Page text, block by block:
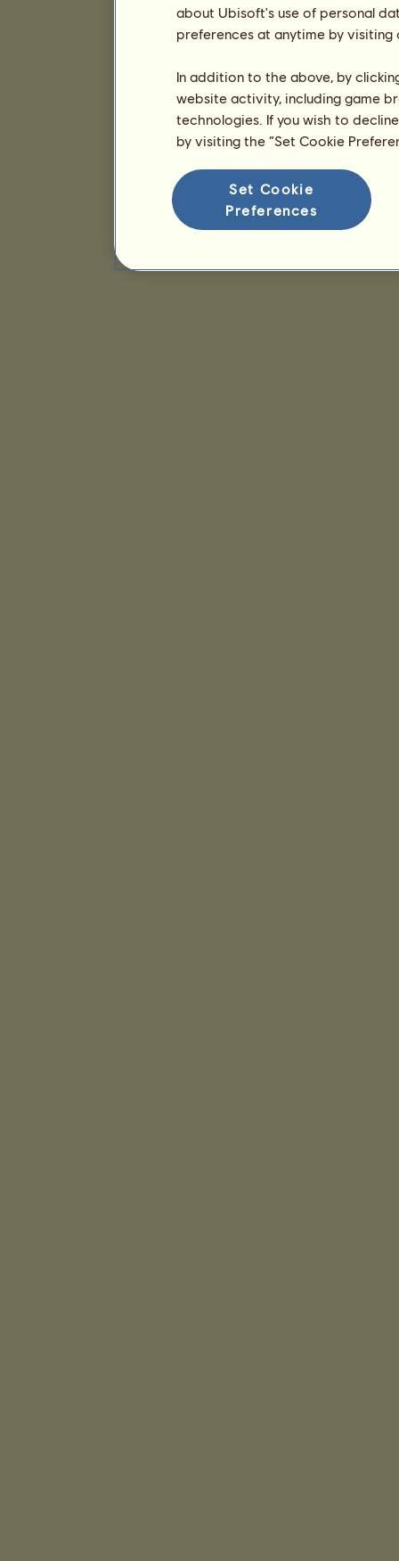
about Ubisoft's use of personal
preferences at anytime by
In addition to the above, by
website activity, including game
technologies. If you wish to
by visiting the “Set Cookie
Set Cookie
Preferences